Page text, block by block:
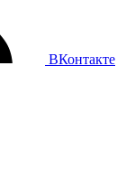
ВКонтакте